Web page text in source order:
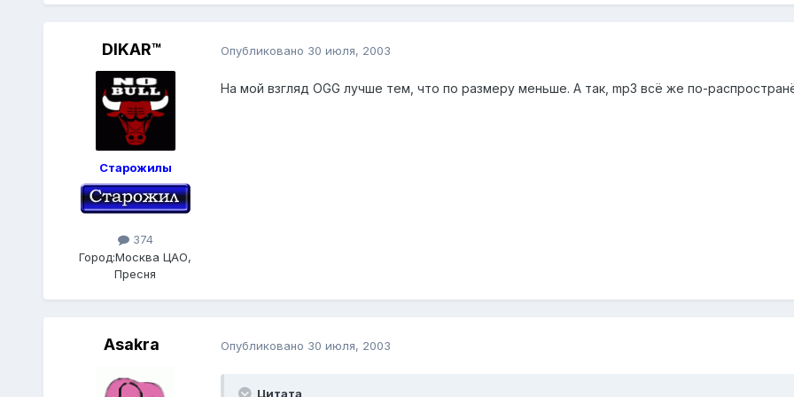
DIKAR™
Старожилы
374
Город:Москва ЦАО,
Пресня
Опубликовано 30 июля, 2003
На мой взгляд OGG лучше тем, что по размеру меньше. А так, mp3 всё же по-
Asakra Опубликовано 30 июля, 2003
Цитата